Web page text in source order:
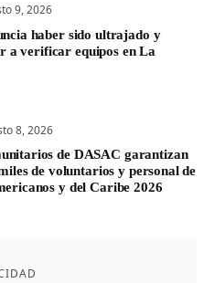
9, 2026
haber sido ultrajado y
a verificar equipos en La
8, 2026
de DASAC garantizan
de voluntarios y personal de
y del Caribe 2026